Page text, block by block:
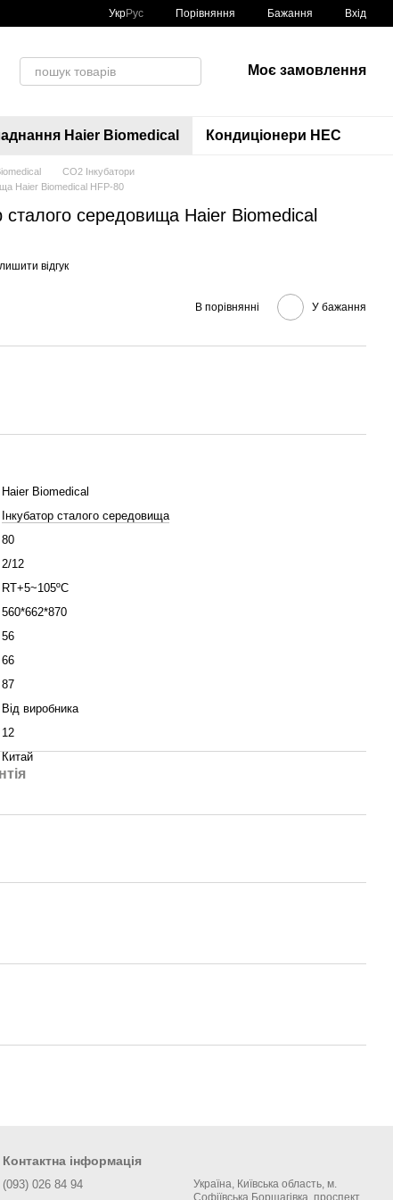
УкрРус Порівняння Бажання Вхід
Моє замовлення
Haier Biomedical Кондиціонери HEC
CO2 Інкубатори
Haier Biomedical HFP-80
сталого середовища Haier Biomedical
відгук
В порівнянні У бажання
Haier Biomedical
Інкубатор сталого середовища
80
2/12
RT+5~105ºC
560*662*870
56
66
87
Від виробника
12
Китай
Контактна інформація
(093) 026 84 94
Україна, Київська область, м.
Софіївська Борщагівка, проспект